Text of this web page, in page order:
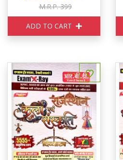
M.R.P. 399
ADD TO CART